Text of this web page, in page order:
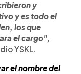
y
y es todo el
los que
el cargo",
YSKL.
el nombre del